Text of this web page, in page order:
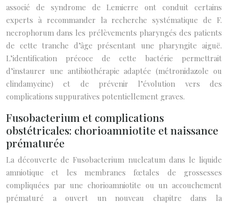
associé de syndrome de Lemierre ont conduit certains
experts à recommander la recherche systématique de F.
necrophorum dans les prélèvements pharyngés des patients
de cette tranche d’âge présentant une pharyngite aiguë.
L’identification précoce de cette bactérie permettrait
d’instaurer une antibiothérapie adaptée (métronidazole ou
clindamycine) et de prévenir l’évolution vers des
complications suppuratives potentiellement graves.
Fusobacterium et complications
obstétricales: chorioamniotite et naissance
prématurée
La découverte de Fusobacterium nucleatum dans le liquide
amniotique et les membranes fœtales de grossesses
compliquées par une chorioamniotite ou un accouchement
prématuré a ouvert un nouveau chapitre dans la